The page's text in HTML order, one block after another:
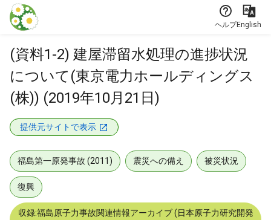
本文に飛ぶ
ヘルプEnglish
(資料1-2) 建屋滞留水処理の進捗状況
について(東京電力ホールディングス
(株)) (2019年10月21日)
提供元サイトで表示
福島第一原発事故 (2011) 震災への備え 被災状況
復興
収録:福島原子力事故関連情報アーカイブ (日本原子力研究開発